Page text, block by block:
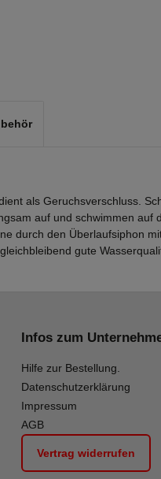
als Geruchsverschluss.
auf und schwimmen auf
durch den Überlaufsiphon
gute
Infos zum
Hilfe zur Bestellung.
Datenschutzerklärung
Impressum
AGB
Vertrag widerrufen